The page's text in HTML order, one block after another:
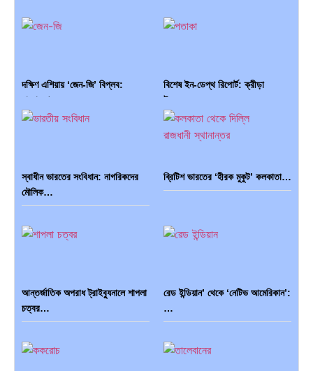
দক্ষিণ এশিয়ায় ‘জেন-জি’ বিপ্লব:
বাংলাদেশ,…
বিশেষ ইন-ডেপ্থ রিপোর্ট: ক্রীড়া
উৎসবে…
ব্রাজিল ও আর্জেন্টিনার কালো অধ্যায়:…
স্বাধীন ভারতের সংবিধান: নাগরিকদের
মৌলিক…
ব্রিটিশ ভারতের ‘হীরক মুকুট’ কলকাতা…
আন্তর্জাতিক অপরাধ ট্রাইব্যুনালে শাপলা
চত্বর…
রেড ইন্ডিয়ান’ থেকে ‘নেটিভ আমেরিকান’:
…